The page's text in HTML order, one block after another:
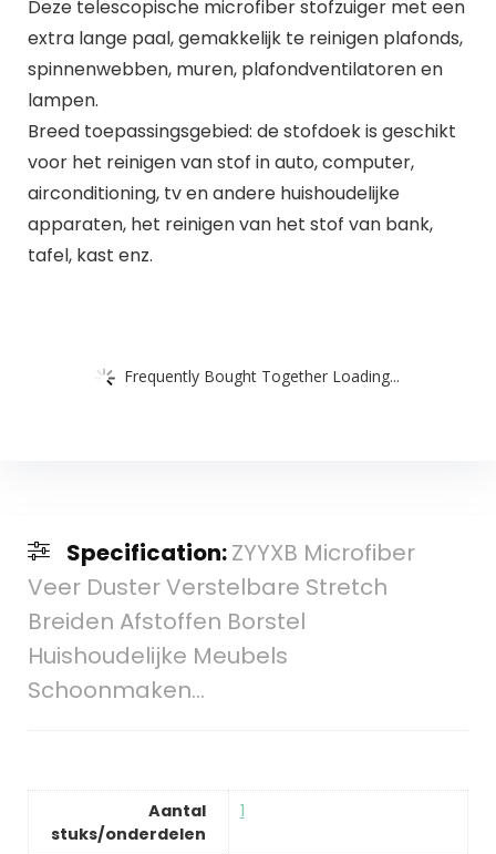
Deze telescopische microfiber stofzuiger met een
extra lange paal, gemakkelijk te reinigen plafonds,
spinnenwebben, muren, plafondventilatoren en
lampen.
Breed toepassingsgebied: de stofdoek is geschikt
voor het reinigen van stof in auto, computer,
airconditioning, tv en andere huishoudelijke
apparaten, het reinigen van het stof van bank,
tafel, kast enz.
Frequently Bought Together Loading...
Specification:ZYYXB Microfiber
Veer Duster Verstelbare Stretch
Breiden Afstoffen Borstel
Huishoudelijke Meubels
Schoonmaken…
Aantal
stuks/onderdelen
‎1